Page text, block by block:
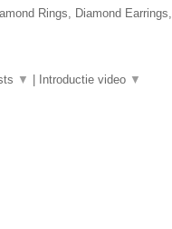
Rings, Diamond Earrings,
▼ Introductie video ▼